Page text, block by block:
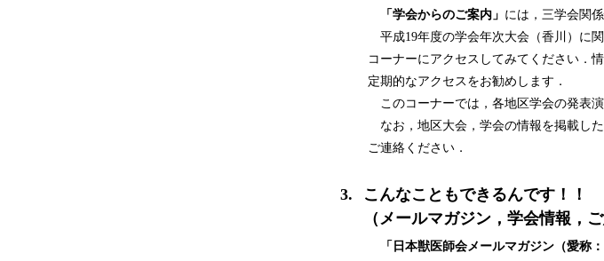
「学会からのご案内」 には，三学会関
平成19年度の学会年次大会（香川）に
コーナーにアクセスしてみてください．
定期的なアクセスをお勧めします．
このコーナーでは，各地区学会の発表
なお，地区大会，学会の情報を掲載し
ご連絡ください．
3.
こんなこともできるんです！！
（メールマガジン，学会情報，ご
「日本獣医師会メールマガジン（愛称：